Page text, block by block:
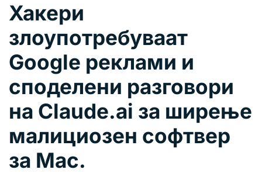
Хакери
злоупотребуваат
Google реклами и
споделени разговори
на Claude.ai за ширење
малициозен софтвер
за Mac.